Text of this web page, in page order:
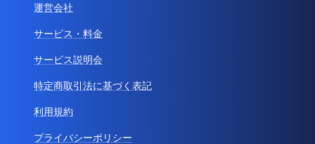
運営会社
サービス・料金
サービス説明会
特定商取引法に基づく表記
利用規約
プライバシーポリシー